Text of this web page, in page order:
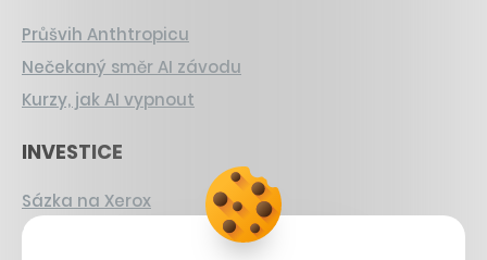
Průšvih Anthtropicu
Nečekaný směr AI závodu
Kurzy, jak AI vypnout
INVESTICE
Sázka na Xerox
Strnad v Pirelli